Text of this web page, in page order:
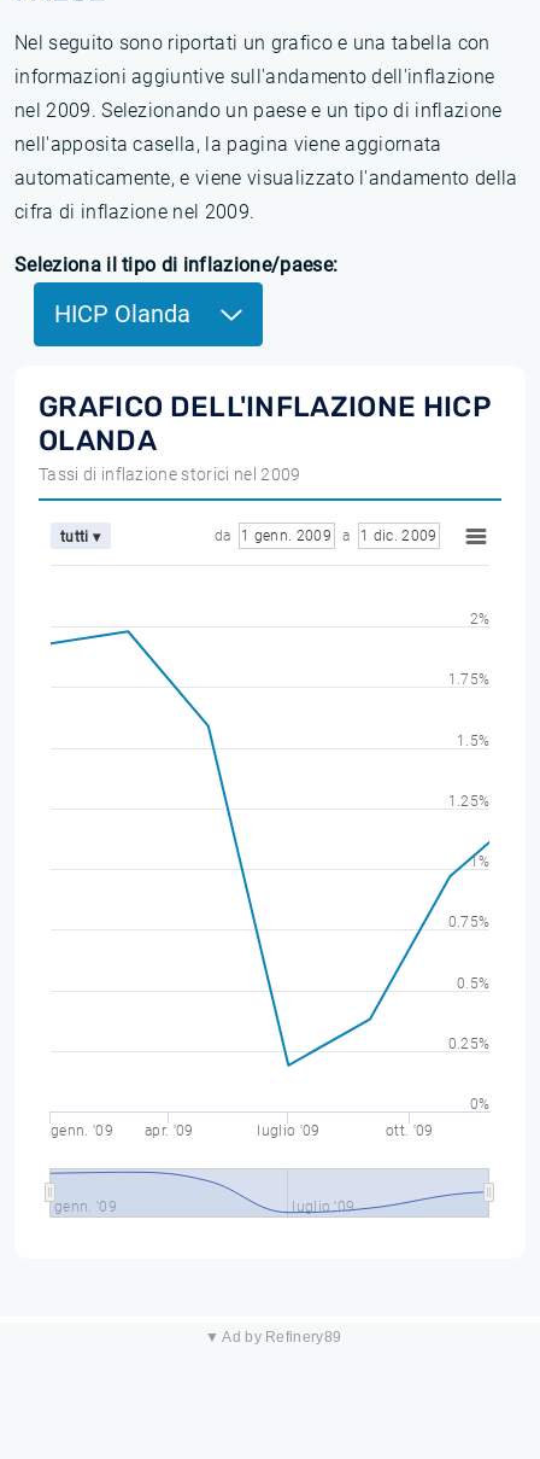
Nel seguito sono riportati un grafico e una tabella con
informazioni aggiuntive sull'andamento dell'inflazione
nel 2009. Selezionando un paese e un tipo di inflazione
nell'apposita casella, la pagina viene aggiornata
automaticamente, e viene visualizzato l'andamento della
cifra di inflazione nel 2009.
Seleziona il tipo di inflazione/paese:
HICP Olanda
GRAFICO DELL'INFLAZIONE HICP
OLANDA
Tassi di inflazione storici nel 2009
tutti ▾ da 1 genn. 2009 a 1 dic. 2009
genn. '09 apr. '09 luglio '09 ott. '09
genn. '09 luglio '09
0%
0.25%
0.5%
0.75%
1%
1.25%
1.5%
1.75%
2%
▼ Ad by Refinery89